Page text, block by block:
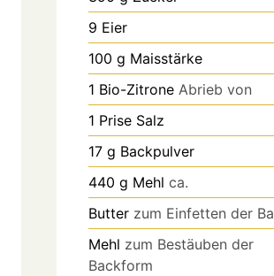
9 Eier
100 g Maisstärke
1 Bio-Zitrone Abrieb von
1 Prise Salz
17 g Backpulver
440 g Mehl ca.
Butter zum Einfetten der
Mehl zum Bestäuben der
Backform